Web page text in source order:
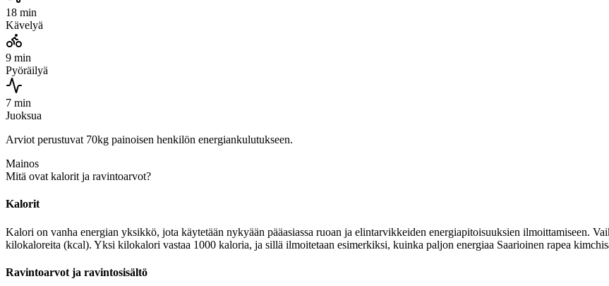
18 min
Kävelyä
9 min
Pyöräilyä
7 min
Juoksua
Arviot perustuvat 70kg painoisen henkilön energiankulutukseen.
Mainos
Mitä ovat kalorit ja ravintoarvot?
Kalorit
Kalori on vanha energian yksikkö, jota käytetään nykyään pääasiassa ruoan ja elintarvikkeiden energiapitoisuuksien ilmoittamiseen.
kilokaloreita (kcal). Yksi kilokalori vastaa 1000 kaloria, ja sillä ilmoitetaan esimerkiksi, kuinka paljon energiaa Saarioinen rapea
Ravintoarvot ja ravintosisältö